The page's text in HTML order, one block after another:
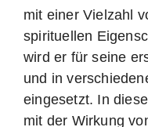
mit einer Vielzahl
spirituellen
wird er für seine
und in
eingesetzt. In
mit der Wirkung